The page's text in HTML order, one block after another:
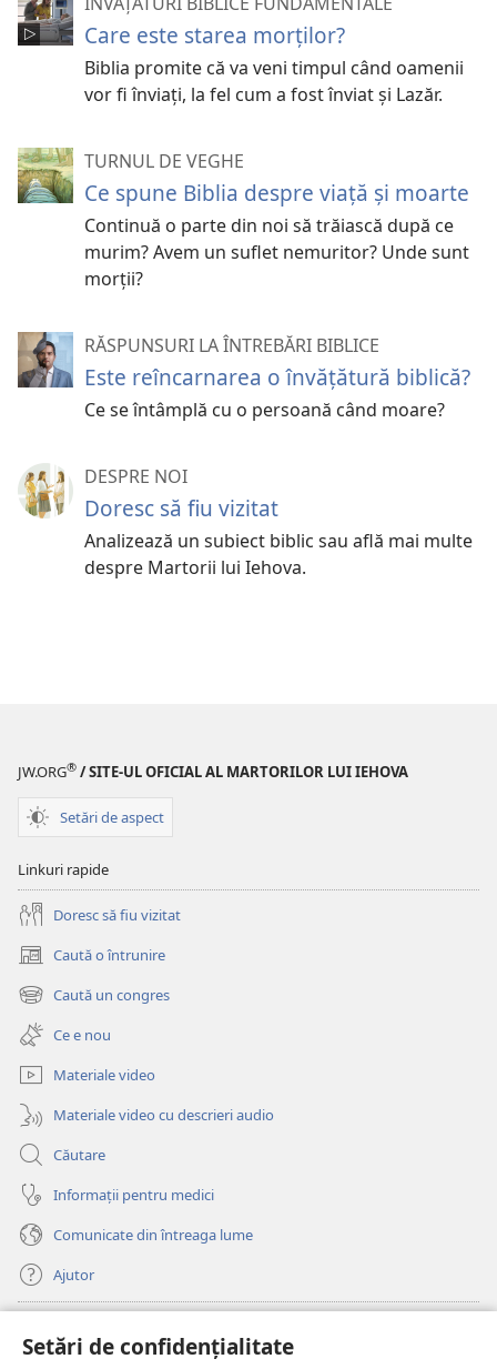
Setări de confidențialitate
Care este starea morților?
Biblia promite că va veni timpul când oamenii
vor fi înviați, la fel cum a fost înviat și Lazăr.
TURNUL DE VEGHE
Ce spune Biblia despre viață și moarte
Continuă o parte din noi să trăiască după ce
murim? Avem un suflet nemuritor? Unde sunt
morții?
RĂSPUNSURI LA ÎNTREBĂRI BIBLICE
Este reîncarnarea o învățătură biblică?
Ce se întâmplă cu o persoană când moare?
DESPRE NOI
Doresc să fiu vizitat
Analizează un subiect biblic sau află mai multe
despre Martorii lui Iehova.
JW.ORG® / SITE-UL OFICIAL AL MARTORILOR LUI IEHOVA
Setări de aspect
Linkuri rapide
Doresc să fiu vizitat
Caută o întrunire
(se
deschide
o
fereastră
nouă)
Caută un congres
(se
deschide
o
fereastră
nouă)
Ce e nou
Materiale video
Materiale video cu descrieri audio
Căutare
Informații pentru medici
Comunicate din întreaga lume
Ajutor
(se
deschide